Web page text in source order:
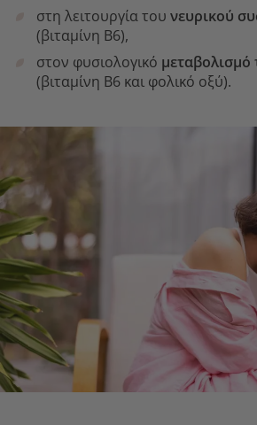
στη λειτουργία του νευρικού
(βιταμίνη Β6),
στον φυσιολογικό μεταβολισμό
(βιταμίνη Β6 και φολικό οξύ).